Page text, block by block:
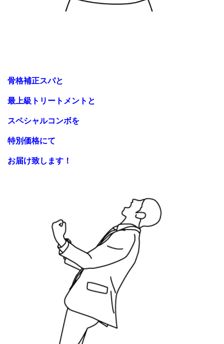
骨格補正スパと
最上級トリートメントと
スペシャルコンボを
特別価格にて
お届け致します！